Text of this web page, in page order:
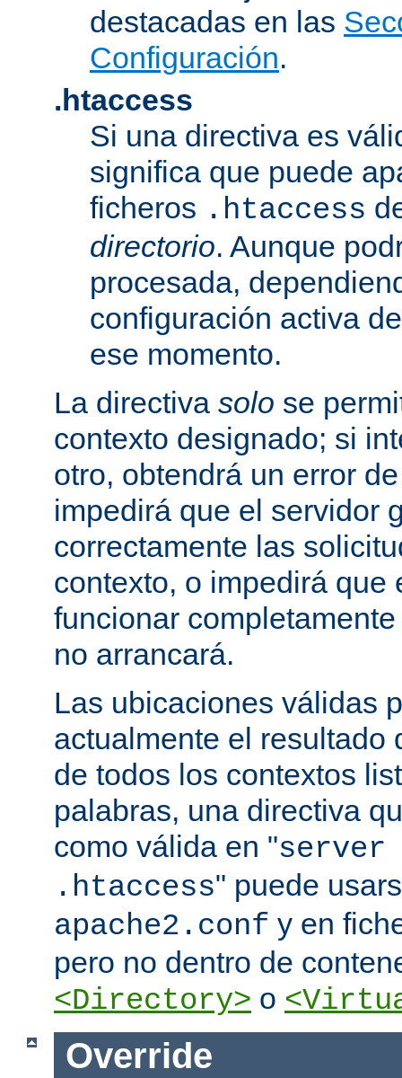
destacadas en las
Configuración.
.htaccess
Si una directiva es
significa que puede
ficheros .htaccess
directorio. Aunque
procesada,
configuración activa
ese momento.
La directiva solo se
contexto designado; si
otro, obtendrá un error
impedirá que el servidor
correctamente las
contexto, o impedirá que
funcionar
no arrancará.
Las ubicaciones válidas
actualmente el resultado
de todos los contextos
palabras, una directiva
como válida en "
.htaccess" puede
apache2.conf y en
pero no dentro de
<Directory> o
Override